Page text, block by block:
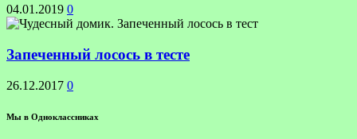
04.01.2019 0
Запеченный лосось в тесте
26.12.2017 0
Мы в Одноклассниках